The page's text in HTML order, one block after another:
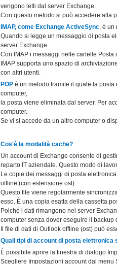
vengono letti dal server Exchange.
Con questo metodo si può accedere alla
IMAP, come Exchange ActiveSync, è un
Quando si legge un messaggio di posta
server Exchange.
Con IMAP i messaggi nelle cartelle
IMAP supporta uno spazio di
con altri utenti.
POP è un metodo tramite il quale la
computer,
la posta viene eliminata dal server. Per
computer.
Se vi si accede da un altro computer o
Cos'è la modalità cache?
Un account di Exchange consente di
reparto IT aziendale. Questo modo di
Le copie dei messaggi di posta
offline (con estensione ost).
Questo file viene regolarmente
esso. È una copia esatta della cassetta
Poiché i dati rimangono nel server
computer senza dover eseguire il backup
Il file di dati di Outlook offline (ost) può
Quali tipi di account di posta elettronica
È possibile aprire la finestra di dialogo
Scegliere Impostazioni account dal